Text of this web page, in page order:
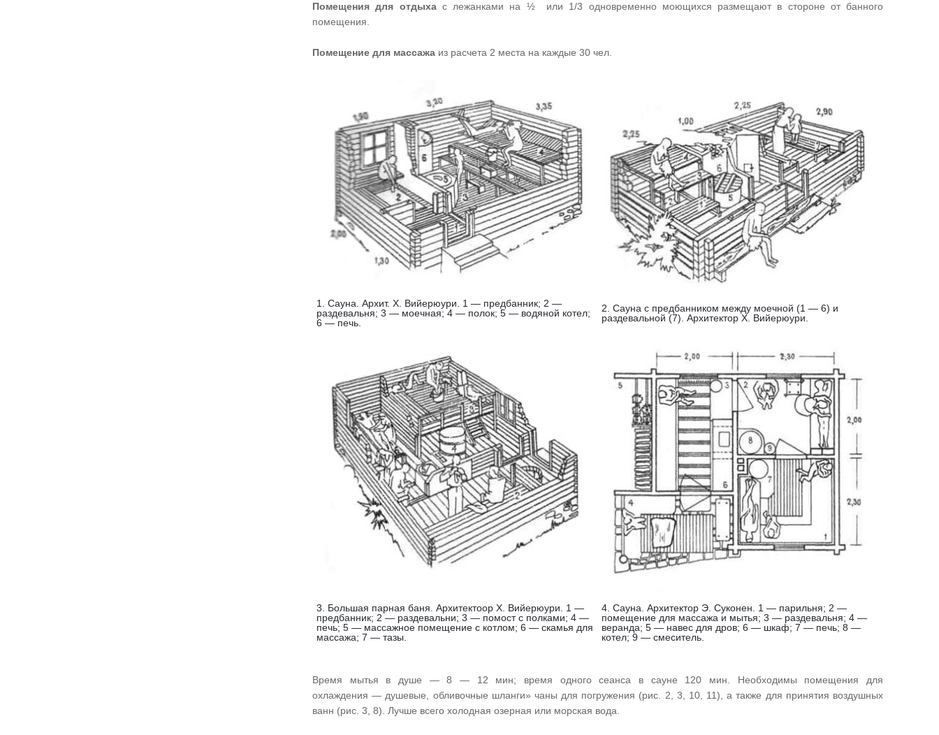
Помещения для отдыха с лежанками на ½ или 1/3 одновременно моющихся размещают в стороне от банного
помещения.
Помещение для массажа из расчета 2 места на каждые 30 чел.
1. Сауна. Архит. X. Вийерюури. 1 — предбанник; 2 —
раздевальня; 3 — моечная; 4 — полок; 5 — водяной котел;
6 — печь.
2. Сауна с предбанником между моечной (1 — 6) и
раздевальной (7). Архитектор X. Вийерюури.
3. Большая парная баня. Архитектоор X. Вийерюури. 1 —
предбанник; 2 — раздевальни; 3 — помост с полками; 4 —
печь; 5 — массажное помещение с котлом; 6 — скамья для
массажа; 7 — тазы.
4. Сауна. Архитектор Э. Суконен. 1 — парильня; 2 —
помещение для массажа и мытья; 3 — раздевальня; 4 —
веранда; 5 — навес для дров; 6 — шкаф; 7 — печь; 8 —
котел; 9 — смеситель.
Время мытья в душе — 8 — 12 мин; время одного сеанса в сауне 120 мин. Необходимы помещения для
охлаждения — душевые, обливочные шланги» чаны для погружения (рис. 2, 3, 10, 11), а также для принятия воздушных
ванн (рис. 3, 8). Лучше всего холодная озерная или морская вода.